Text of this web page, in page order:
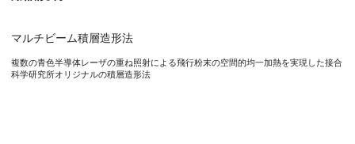
マルチビーム積層造形法
複数の青色半導体レーザの重ね照射による飛行粉末の空間的均一加熱を実現した接合
科学研究所オリジナルの積層造形法